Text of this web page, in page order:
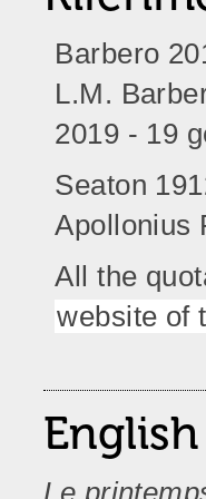
Barbero
L.M.
2019 - 19
Seaton
Apollonius
All the
website of